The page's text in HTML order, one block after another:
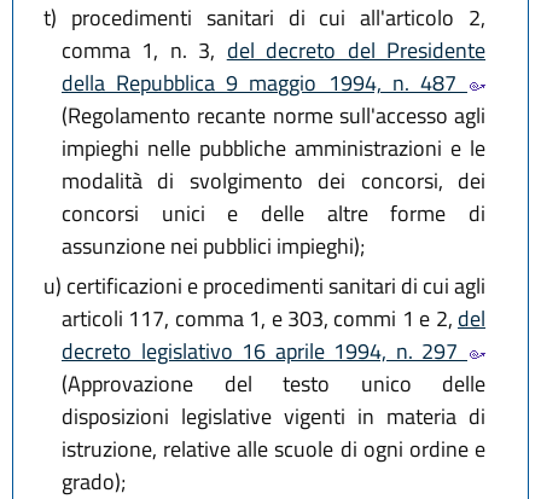
t) procedimenti sanitari di cui all'articolo 2,
comma 1, n. 3, del decreto del Presidente
della Repubblica 9 maggio 1994, n. 487
(Regolamento recante norme sull'accesso agli
impieghi nelle pubbliche amministrazioni e le
modalità di svolgimento dei concorsi, dei
concorsi unici e delle altre forme di
assunzione nei pubblici impieghi);
u) certificazioni e procedimenti sanitari di cui agli
articoli 117, comma 1, e 303, commi 1 e 2, del
decreto legislativo 16 aprile 1994, n. 297
(Approvazione del testo unico delle
disposizioni legislative vigenti in materia di
istruzione, relative alle scuole di ogni ordine e
grado);